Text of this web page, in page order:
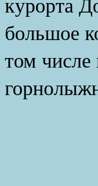
большое
том